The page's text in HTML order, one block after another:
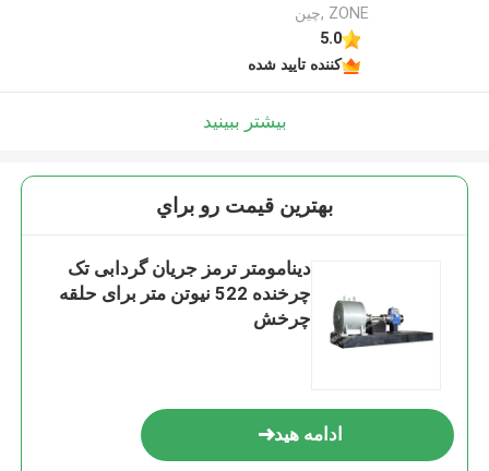
ZONE ,چین
5.0
کننده تایید شده
بیشتر ببینید
بهترين قيمت رو براي
دینامومتر ترمز جریان گردابی تک
چرخنده 522 نیوتن متر برای حلقه
چرخش
ادامه هید